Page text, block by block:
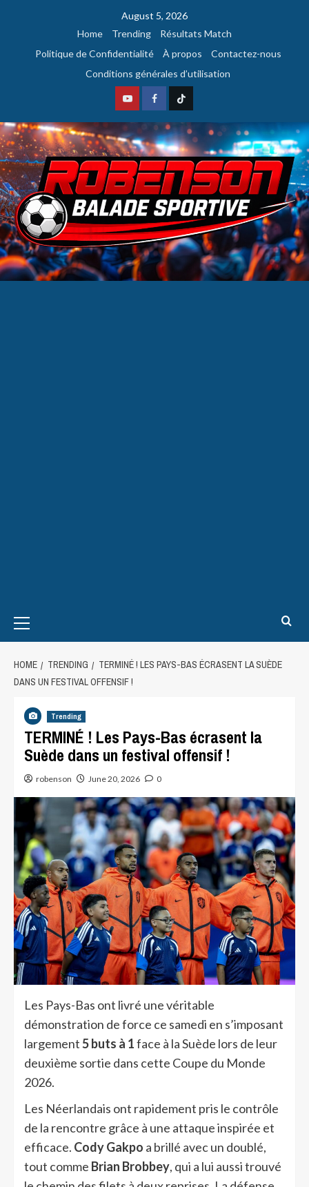
August 5, 2026
Home
Trending
Résultats Match
Politique de Confidentialité
À propos
Contactez-nous
Conditions générales d’utilisation
HOME TRENDING
TERMINÉ ! LES PAYS-BAS ÉCRASENT LA SUÈDE
DANS UN FESTIVAL OFFENSIF !
Trending
TERMINÉ ! Les Pays-Bas écrasent la
Suède dans un festival offensif !
robenson June 20, 2026 0
Les Pays-Bas ont livré une véritable
démonstration de force ce samedi en s’imposant
largement5 buts à 1face à la Suède lors de leur
deuxième sortie dans cette Coupe du Monde
2026.
Les Néerlandais ont rapidement pris le contrôle
de la rencontre grâce à une attaque inspirée et
efficace. Cody Gakpo a brillé avec un doublé,
tout comme Brian Brobbey, qui a lui aussi trouvé